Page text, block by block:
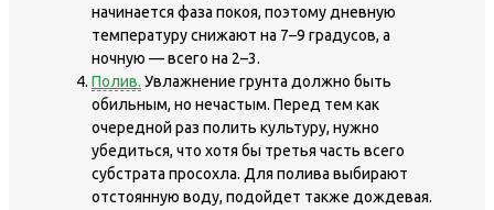
начинается фаза покоя, поэтому дневную
температуру снижают на 7–9 градусов, а
ночную — всего на 2–3.
Полив. Увлажнение грунта должно быть
обильным, но нечастым. Перед тем как
очередной раз полить культуру, нужно
убедиться, что хотя бы третья часть всего
субстрата просохла. Для полива выбирают
отстоянную воду, подойдет также дождевая.